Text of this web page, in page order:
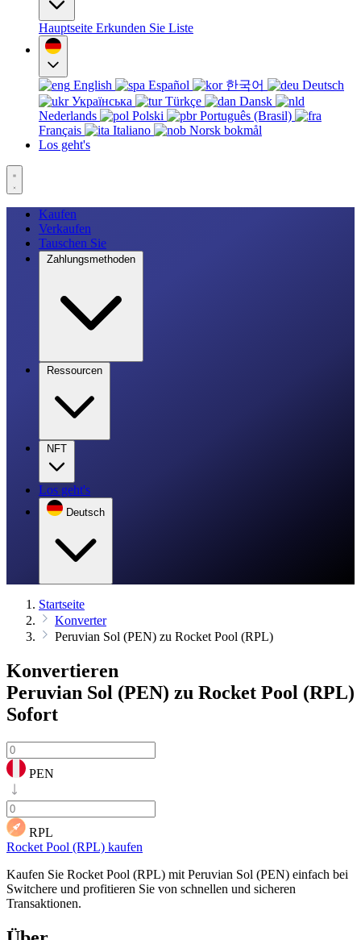
Hauptseite Erkunden Sie Liste
English Español 한국어
Deutsch
Українська
Türkçe
Dansk
Nederlands
Polski
Português (Brasil)
Français
Italiano
Norsk bokmål
Los geht's
Kaufen
Verkaufen
Tauschen Sie
Zahlungsmethoden
Ressourcen
NFT
Los geht's
Deutsch
Startseite
Konverter
Peruvian Sol (PEN) zu Rocket Pool (RPL)
Konvertieren
Peruvian Sol (PEN) zu Rocket Pool (RPL)
Sofort
PEN
RPL
Rocket Pool (RPL) kaufen
Kaufen Sie Rocket Pool (RPL) mit Peruvian Sol (PEN) einfach bei
Switchere und profitieren Sie von schnellen und sicheren
Transaktionen.